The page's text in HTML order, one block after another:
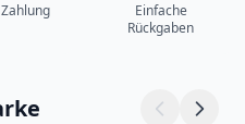
Einfache
Rückgaben